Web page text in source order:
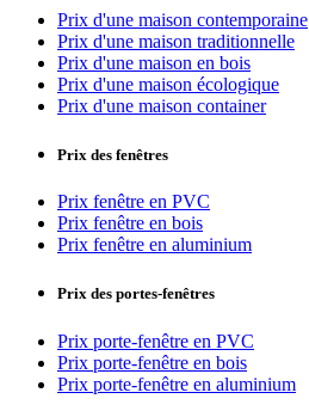
Prix d'une maison contemporaine
Prix d'une maison traditionnelle
Prix d'une maison en bois
Prix d'une maison écologique
Prix d'une maison container
Prix des fenêtres
Prix fenêtre en PVC
Prix fenêtre en bois
Prix fenêtre en aluminium
Prix des portes-fenêtres
Prix porte-fenêtre en PVC
Prix porte-fenêtre en bois
Prix porte-fenêtre en aluminium